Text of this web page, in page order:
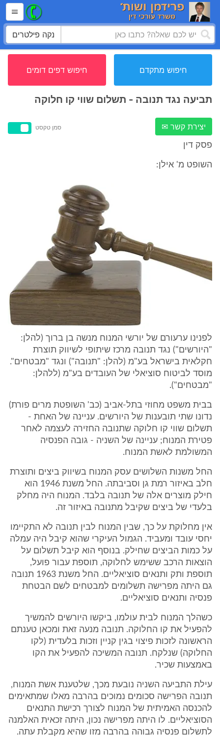
נקה פילטרים
חיפוש מתקדם חיפוש דפים דומים
תביעה נגד תנובה - תשלום שווי קו חלוקה
יצירת קשר ✉ סמן טקסט
פסק דין
השופט מ' אילן:
לפנינו ערעורם של יורשי המנוח מנשה בן ברוך (להלן:
"היורשים") נגד תנובה מרכז שיתופי לשיווק תוצרת
חקלאית בישראל בע"מ (להלן: "תנובה") ונגד "מבטחים".
מוסד לביטוח סוציאלי של העובדים בע"מ (ללהלן:
"מבטחים").
בבית משפט מחוזי בתל-אביב (כב' השופטת מרים פורת)
נדונו שתי תובענות של היורשים. עניינה של האחת -
תשלום שווי קו חלוקה שתנובה החזירה לעצמה לאחר
פטירת המנוח; עניינה של השניה - גובה הפנסיה
המשולמת לאשת המנוח.
החל משנות השלושים עסק המנוח בשיווק ביצים ותוצרת
חלב באיזור רמת גן וסביבתה. החל משנת 1946 הוא
חילק מוצרים אלה של תנובה בלבד. המנוח היה מחלק
בלעדי של ביצים שקיבל מתנובה באיזור זה.
אין מחלוקת על כך, שבין המנוח לבין תנובה לא התקיימו
יחסי עובד ומעביד. הגמול העיקרי שהוא קיבל היה עמלה
על כמות הביצים שחילק. בנוסף הוא קיבל תשלום על
הוצאות הרכב ששימש לחלוקה, תוספת עבור פועל,
תוספת ותק ותנאים סוציאליים. החל משנת 1963 תנובה
גם היתה מפרישה תשלומים למבטחים לשם הבטחת
פנסיה ותנאים סוציאליים.
כשהלך המנוח לבית עולמו, ביקשו היורשים להמשיך
להפעיל את קו החלוקה. תנובה מנעה זאת ומכאן טענתם
הראשונה לזכות פיצוי בגין קניין וזכות בלעדית (לקו
החלוקה) שנלקח. תנובה המשיכה להפעיל את הקו
באמצעות שכיר.
עילת התביעה השניה נובעת מכך, שלטענת אשת המנוח,
תנובה הפרישה סכומים נמוכים בהרבה מאלו שמתאימים
להכנסה האמיתית של המנוח לצורך רכישת התנאים
הסוציאליים. לו היתה מפרישה נכון, היתה זכאית האלמנה
לתשלום פנסיה גבוהה בהרבה מזו שהיא מקבלת עתה.